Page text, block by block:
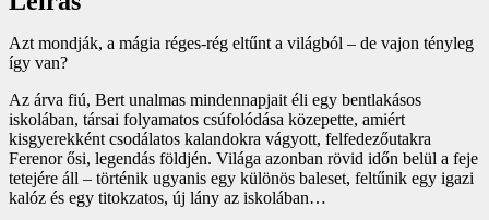
Azt mondják, a mágia réges-rég eltűnt a világból – de vajon tényleg
így van?
Az árva fiú, Bert unalmas mindennapjait éli egy bentlakásos
iskolában, társai folyamatos csúfolódása közepette, amiért
kisgyerekként csodálatos kalandokra vágyott, felfedezőutakra
Ferenor ősi, legendás földjén. Világa azonban rövid időn belül a feje
tetejére áll – történik ugyanis egy különös baleset, feltűnik egy igazi
kalóz és egy titokzatos, új lány az iskolában…